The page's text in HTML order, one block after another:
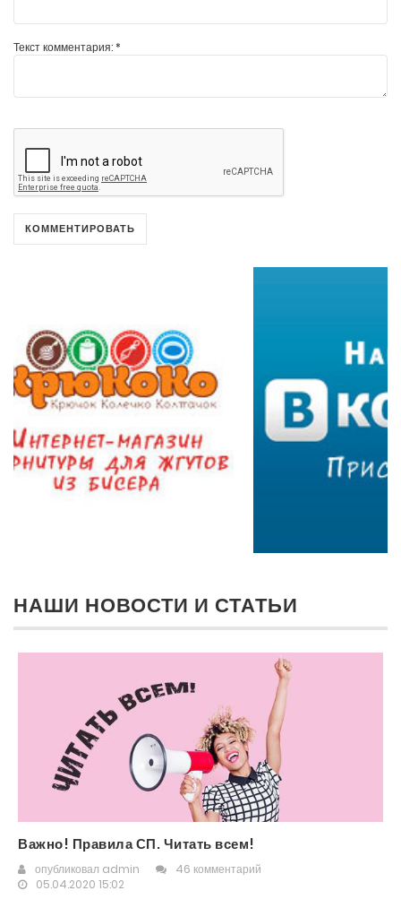
Текст комментария:*
НАШИ НОВОСТИ И СТАТЬИ
Важно! Правила СП. Читать всем!
опубликовал admin
46 комментарий
05.04.2020 15:02